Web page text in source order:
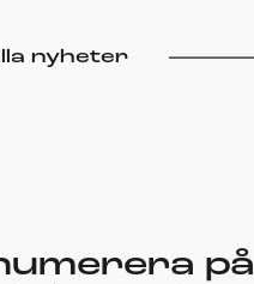
nyheter
på